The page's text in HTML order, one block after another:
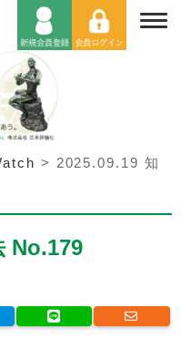
> 2025.09.19 知
No.179